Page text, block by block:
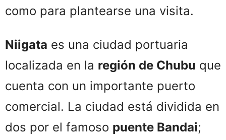
como para plantearse una visita.
Niigata es una ciudad portuaria
localizada en la región de Chubu que
cuenta con un importante puerto
comercial. La ciudad está dividida en
dos por el famoso puente Bandai;